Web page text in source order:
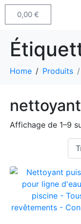
0,00 €
Home Produits
nettoyant
Affichage de 1–9